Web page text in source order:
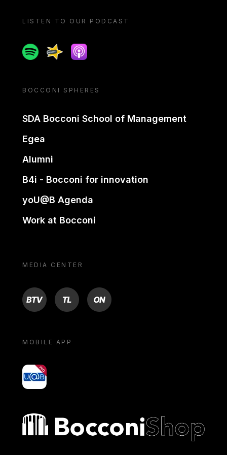
LISTEN TO OUR PODCAST
SpotifySpreakerApple podcast
BOCCONI SPHERES
SDA Bocconi School of Management
Egea
Alumni
B4i - Bocconi for innovation
yoU@B Agenda
Work at Bocconi
MEDIA CENTER
BTV TL ON
MOBILE APP
yoU@B
Bocconi shop